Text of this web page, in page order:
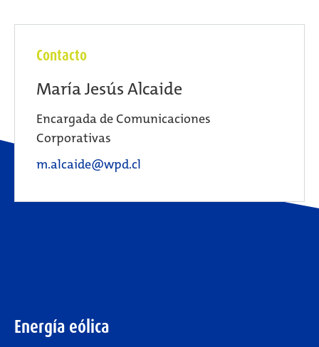
Contacto
María Jesús Alcaide
Encargada de Comunicaciones
Corporativas
m.alcaide@wpd.cl
Energía eólica